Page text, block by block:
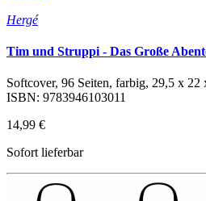
Hergé
Tim und Struppi - Das Große
Softcover, 96 Seiten, farbig, 29,5 x 22
ISBN: 9783946103011
14,99 €
Sofort lieferbar